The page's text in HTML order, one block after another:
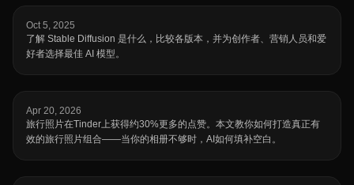
Oct 5, 2025
了解 Stable Diffusion 是什么，比较各版本，并为创作者、营销人员和爱
好者选择最佳 AI 模型。
Apr 20, 2026
旅行照片在Tinder上获得约30%更多的点赞。本文教你如何打造真正有
效的旅行照片组合——当你的相册不够时，AI如何填补空白。